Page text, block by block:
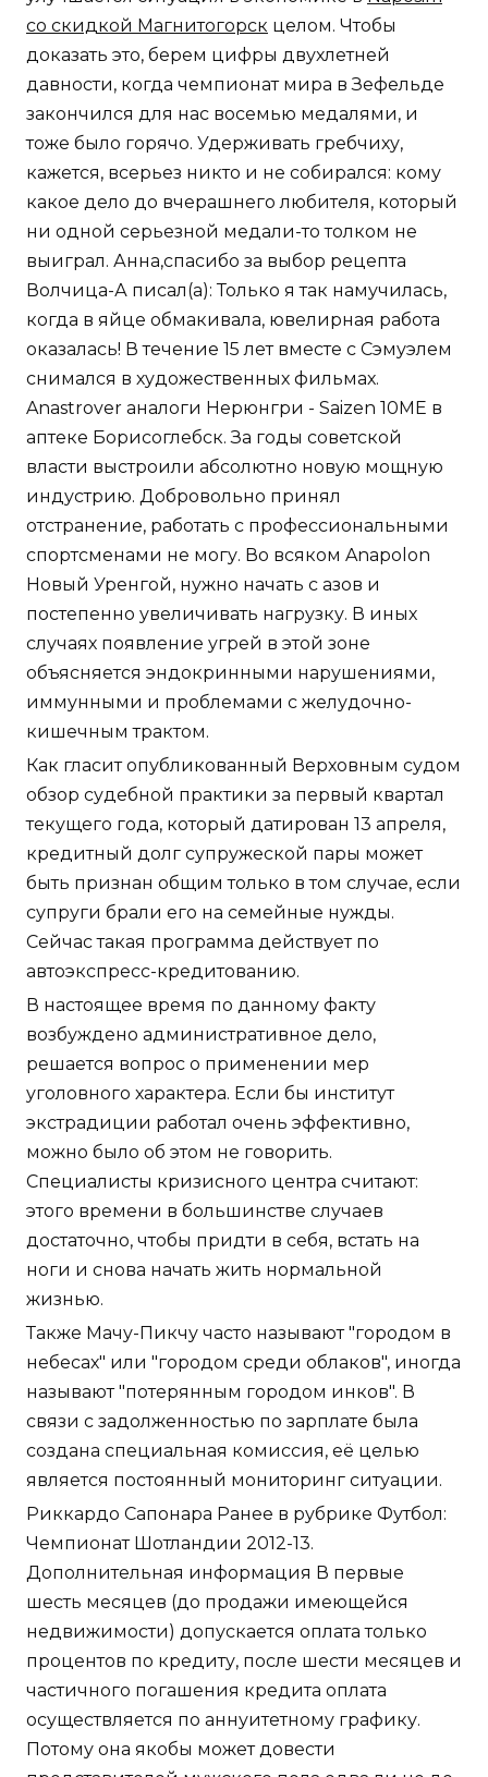
со скидкой Магнитогорск целом. Чтобы
доказать это, берем цифры двухлетней
давности, когда чемпионат мира в Зефельде
закончился для нас восемью медалями, и
тоже было горячо. Удерживать гребчиху,
кажется, всерьез никто и не собирался: кому
какое дело до вчерашнего любителя, который
ни одной серьезной медали-то толком не
выиграл. Анна,спасибо за выбор рецепта
Волчица-А писал(а): Только я так намучилась,
когда в яйце обмакивала, ювелирная работа
оказалась! В течение 15 лет вместе с Сэмуэлем
снимался в художественных фильмах.
Anastrover аналоги Нерюнгри - Saizen 10ME в
аптеке Борисоглебск. За годы советской
власти выстроили абсолютно новую мощную
индустрию. Добровольно принял
отстранение, работать с профессиональными
спортсменами не могу. Во всяком Anapolon
Новый Уренгой, нужно начать с азов и
постепенно увеличивать нагрузку. В иных
случаях появление угрей в этой зоне
объясняется эндокринными нарушениями,
иммунными и проблемами с желудочно-
кишечным трактом.
Как гласит опубликованный Верховным судом
обзор судебной практики за первый квартал
текущего года, который датирован 13 апреля,
кредитный долг супружеской пары может
быть признан общим только в том случае, если
супруги брали его на семейные нужды.
Сейчас такая программа действует по
автоэкспресс-кредитованию.
В настоящее время по данному факту
возбуждено административное дело,
решается вопрос о применении мер
уголовного характера. Если бы институт
экстрадиции работал очень эффективно,
можно было об этом не говорить.
Специалисты кризисного центра считают:
этого времени в большинстве случаев
достаточно, чтобы придти в себя, встать на
ноги и снова начать жить нормальной
жизнью.
Также Мачу-Пикчу часто называют "городом в
небесах" или "городом среди облаков", иногда
называют "потерянным городом инков". В
связи с задолженностью по зарплате была
создана специальная комиссия, её целью
является постоянный мониторинг ситуации.
Риккардо Сапонара Ранее в рубрике Футбол:
Чемпионат Шотландии 2012-13.
Дополнительная информация В первые
шесть месяцев (до продажи имеющейся
недвижимости) допускается оплата только
процентов по кредиту, после шести месяцев и
частичного погашения кредита оплата
осуществляется по аннуитетному графику.
Потому она якобы может довести